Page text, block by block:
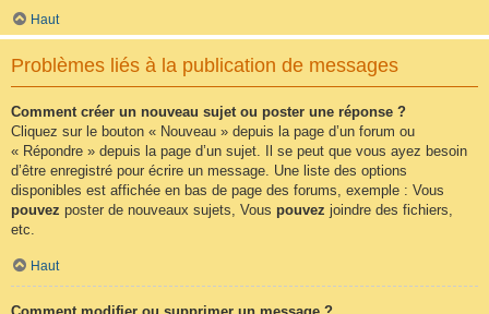
Haut
Problèmes liés à la publication de messages
Comment créer un nouveau sujet ou poster une réponse ?
Cliquez sur le bouton « Nouveau » depuis la page d’un forum ou
« Répondre » depuis la page d’un sujet. Il se peut que vous ayez besoin
d’être enregistré pour écrire un message. Une liste des options
disponibles est affichée en bas de page des forums, exemple : Vous
pouvez poster de nouveaux sujets, Vous pouvez joindre des fichiers,
etc.
Haut